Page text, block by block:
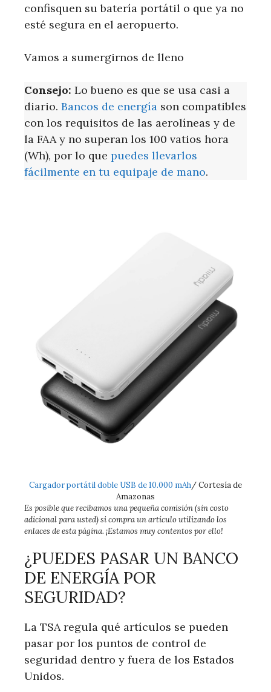
confisquen su batería portátil o que ya no
esté segura en el aeropuerto.
Vamos a sumergirnos de lleno
Consejo: Lo bueno es que se usa casi a
diario. Bancos de energía son compatibles
con los requisitos de las aerolíneas y de
la FAA y no superan los 100 vatios hora
(Wh), por lo que puedes llevarlos
fácilmente en tu equipaje de mano.
Cargador portátil doble USB de 10.000 mAh/ Cortesía de
Amazonas
Es posible que recibamos una pequeña comisión (sin costo
adicional para usted) si compra un artículo utilizando los
enlaces de esta página. ¡Estamos muy contentos por ello!
¿PUEDES PASAR UN BANCO
DE ENERGÍA POR
SEGURIDAD?
La TSA regula qué artículos se pueden
pasar por los puntos de control de
seguridad dentro y fuera de los Estados
Unidos.